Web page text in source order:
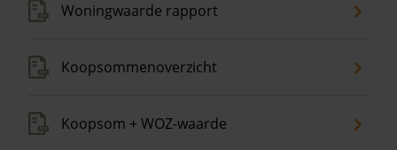
Woningwaarde rapport
Koopsommenoverzicht
Koopsom + WOZ-waarde